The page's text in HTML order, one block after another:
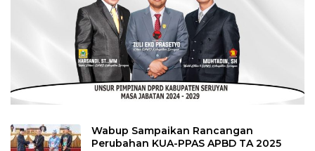
Wabup Sampaikan Rancangan
Perubahan KUA-PPAS APBD TA 2025